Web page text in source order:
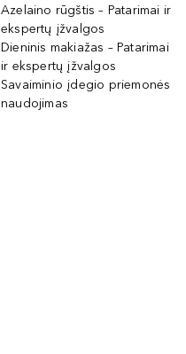
Azelaino rūgštis – Patarimai ir
ekspertų įžvalgos
Dieninis makiažas – Patarimai
ir ekspertų įžvalgos
Savaiminio įdegio priemonės
naudojimas